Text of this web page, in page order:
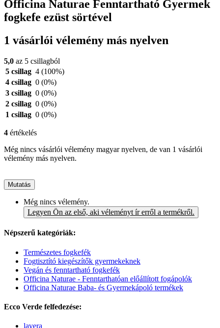
Officina Naturae Fenntartható Gyermek
fogkefe ezüst sörtével
1 vásárlói vélemény más nyelven
5,0 az 5 csillagból
5 csillag 4 (100%)
4 csillag 0 (0%)
3 csillag 0 (0%)
2 csillag 0 (0%)
1 csillag 0 (0%)
4 értékelés
Még nincs vásárlói vélemény magyar nyelven, de van 1 vásárlói
vélemény más nyelven.
Mutatás
Még nincs vélemény.
Legyen Ön az első, aki véleményt ír erről a termékről.
Népszerű kategóriák:
Természetes fogkefék
Fogtisztító kiegészítők gyermekeknek
Vegán és fenntartható fogkefék
Officina Naturae - Fenntarthatóan előállított fogápolók
Officina Naturae Baba- és Gyermekápoló termékek
Ecco Verde felfedezése:
lavera